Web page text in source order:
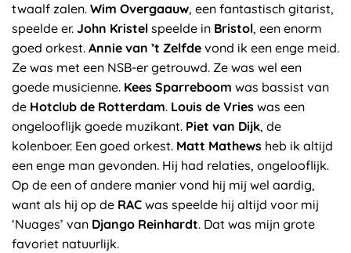
twaalf zalen. Wim Overgaauw, een fantastisch gitarist,
speelde er. John Kristel speelde in Bristol, een enorm
goed orkest. Annie van ’t Zelfde vond ik een enge meid.
Ze was met een NSB-er getrouwd. Ze was wel een
goede musicienne. Kees Sparreboom was bassist van
de Hotclub de Rotterdam. Louis de Vries was een
ongelooflijk goede muzikant. Piet van Dijk, de
kolenboer. Een goed orkest. Matt Mathews heb ik altijd
een enge man gevonden. Hij had relaties, ongelooflijk.
Op de een of andere manier vond hij mij wel aardig,
want als hij op de RAC was speelde hij altijd voor mij
‘Nuages’ van Django Reinhardt. Dat was mijn grote
favoriet natuurlijk.